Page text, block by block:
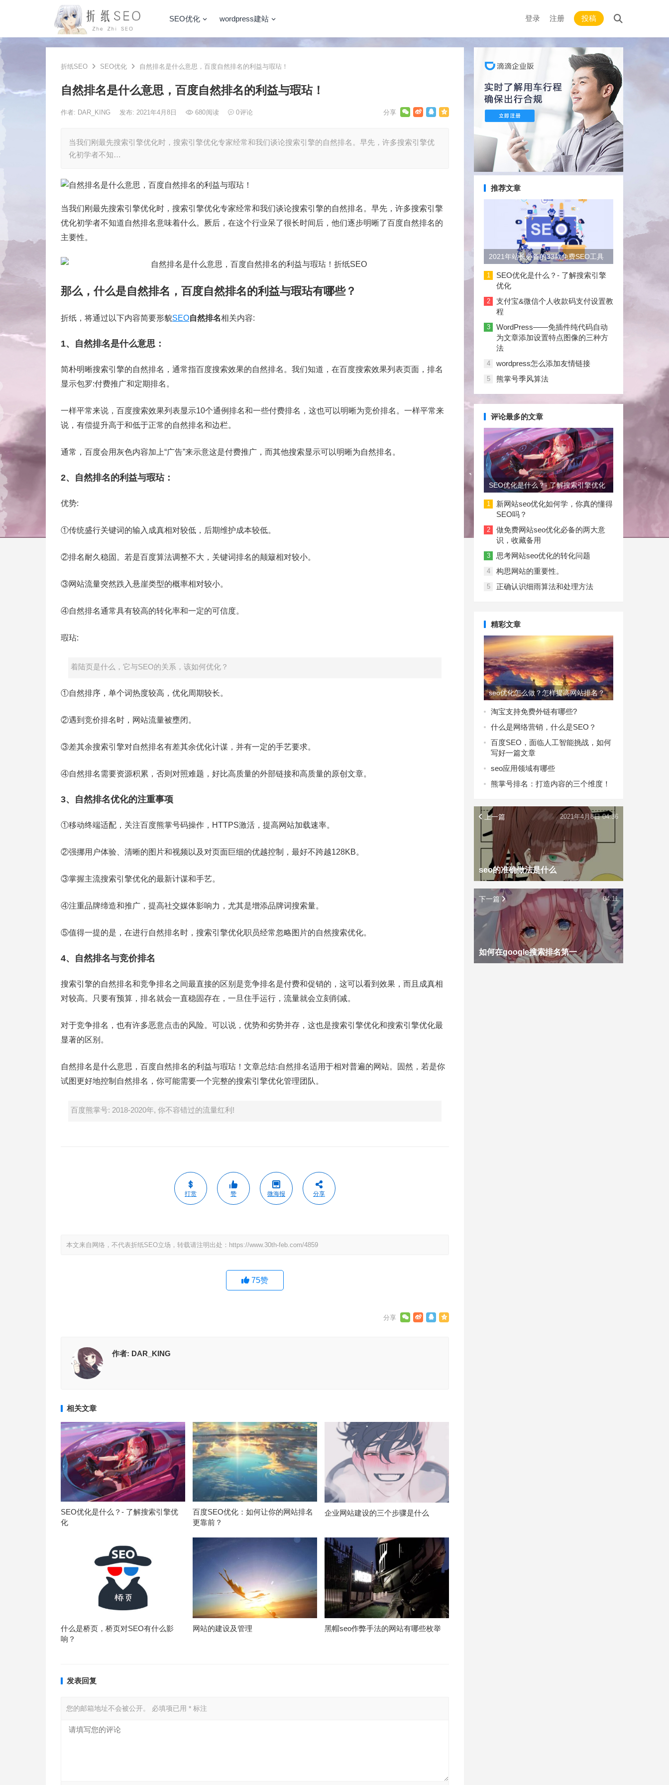
SEO优化 wordpress建站 登录 注册 投稿
折纸SEO SEO优化 自然排名是什么意思，百度自然排名的利益与瑕玷！
自然排名是什么意思，百度自然排名的利益与瑕玷！
作者: DAR_KING 发布: 2021年4月8日 680阅读 0评论
当我们刚最先搜索引擎优化时，搜索引擎优化专家经常和我们谈论搜索引擎的自然排名。早先，许多搜索引擎优
化初学者不知…
当我们刚最先搜索引擎优化时，搜索引擎优化专家经常和我们谈论搜索引擎的自然排名。早先，许多搜索引擎
优化初学者不知道自然排名意味着什么。厥后，在这个行业呆了很长时间后，他们逐步明晰了百度自然排名的
主要性。
那么，什么是自然排名，百度自然排名的利益与瑕玷有哪些？
折纸，将通过以下内容简要形貌SEO自然排名相关内容:
1、自然排名是什么意思：
简朴明晰搜索引擎的自然排名，通常指百度搜索效果的自然排名。我们知道，在百度搜索效果列表页面，排名
显示包罗:付费推广和定期排名。
一样平常来说，百度搜索效果列表显示10个通例排名和一些付费排名，这也可以明晰为竞价排名。一样平常来
说，有偿提升高于和低于正常的自然排名和边栏。
通常，百度会用灰色内容加上“广告”来示意这是付费推广，而其他搜索显示可以明晰为自然排名。
2、自然排名的利益与瑕玷：
优势:
①传统盛行关键词的输入成真相对较低，后期维护成本较低。
②排名耐久稳固。若是百度算法调整不大，关键词排名的颠簸相对较小。
③网站流量突然跌入悬崖类型的概率相对较小。
④自然排名通常具有较高的转化率和一定的可信度。
瑕玷:
着陆页是什么，它与SEO的关系，该如何优化？
①自然排序，单个词热度较高，优化周期较长。
②遇到竞价排名时，网站流量被壅闭。
③差其余搜索引擎对自然排名有差其余优化计谋，并有一定的手艺要求。
④自然排名需要资源积累，否则对照难题，好比高质量的外部链接和高质量的原创文章。
3、自然排名优化的注重事项
①移动终端适配，关注百度熊掌号码操作，HTTPS激活，提高网站加载速率。
②强挪用户体验、清晰的图片和视频以及对页面巨细的优越控制，最好不跨越128KB。
③掌握主流搜索引擎优化的最新计谋和手艺。
④注重品牌缔造和推广，提高社交媒体影响力，尤其是增添品牌词搜索量。
⑤值得一提的是，在进行自然排名时，搜索引擎优化职员经常忽略图片的自然搜索优化。
4、自然排名与竞价排名
搜索引擎的自然排名和竞争排名之间最直接的区别是竞争排名是付费和促销的，这可以看到效果，而且成真相
对较高。只要有预算，排名就会一直稳固存在，一旦住手运行，流量就会立刻削减。
对于竞争排名，也有许多恶意点击的风险。可以说，优势和劣势并存，这也是搜索引擎优化和搜索引擎优化最
显著的区别。
自然排名是什么意思，百度自然排名的利益与瑕玷！文章总结:自然排名适用于相对普遍的网站。固然，若是你
试图更好地控制自然排名，你可能需要一个完整的搜索引擎优化管理团队。
百度熊掌号: 2018-2020年, 你不容错过的流量红利!
打赏 赞 微海报 分享
本文来自网络，不代表折纸SEO立场，转载请注明出处： https://www.30th-feb.com/4859
75赞
作者: DAR_KING
相关文章
SEO优化是什么？- 了解搜索引擎优
化
百度SEO优化：如何让你的网站排名
更靠前？
企业网站建设的三个步骤是什么
什么是桥页，桥页对SEO有什么影
响？
网站的建设及管理 黑帽seo作弊手法的网站有哪些枚举
发表回复
您的邮箱地址不会被公开。 必填项已用 * 标注
推荐文章
2021年站长必备的33款免费SEO工具
大合集
1
SEO优化是什么？- 了解搜索引擎
优化
2
支付宝&微信个人收款码支付设置教
程
3
WordPress——免插件纯代码自动
为文章添加设置特点图像的三种方
法
4 wordpress怎么添加友情链接
5 熊掌号季风算法
评论最多的文章
SEO优化是什么？- 了解搜索引擎优化
1
新网站seo优化如何学，你真的懂得
SEO吗？
2
做免费网站seo优化必备的两大意
识，收藏备用
3 思考网站seo优化的转化问题
4 构思网站的重要性。
5 正确认识细雨算法和处理方法
精彩文章
seo优化怎么做？怎样提高网站排名？
淘宝支持免费外链有哪些?
什么是网络营销，什么是SEO？
百度SEO，面临人工智能挑战，如何
写好一篇文章
seo应用领域有哪些
熊掌号排名：打造内容的三个维度！
上一篇
seo的准确做法是什么
2021年4月8日 04:36
下一篇
如何在google搜索排名第一
04:11